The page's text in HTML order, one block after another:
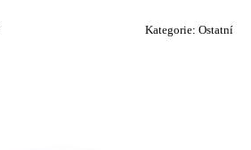
Kategorie: Ostatní